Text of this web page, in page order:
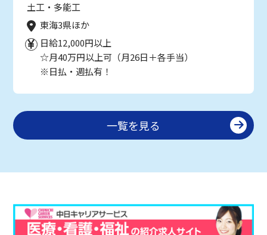
土工・多能工
東海3県ほか
日給12,000円以上
☆月40万円以上可（月26日＋各手当）
※日払・週払有！
一覧を見る